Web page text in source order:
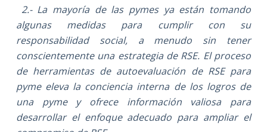
2.- La mayoría de las pymes ya están tomando
algunas medidas para cumplir con su
responsabilidad social, a menudo sin tener
conscientemente una estrategia de RSE. El proceso
de herramientas de autoevaluación de RSE para
pyme eleva la conciencia interna de los logros de
una pyme y ofrece información valiosa para
desarrollar el enfoque adecuado para ampliar el